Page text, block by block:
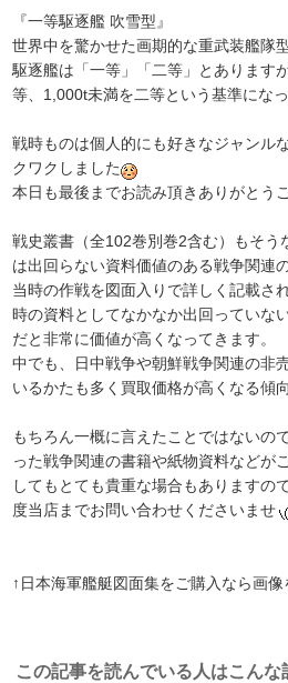
『一等駆逐艦 吹雪型』
世界中を驚かせた画期的な重武装艦隊
駆逐艦は「一等」「二等」とあります
等、1,000t未満を二等という基準にな
戦時ものは個人的にも好きなジャンル
クワクしました
本日も最後までお読み頂きありがとう
戦史叢書（全102巻別巻2含む）もそう
は出回らない資料価値のある戦争関連
当時の作戦を図面入りで詳しく記載さ
時の資料としてなかなか出回っていな
だと非常に価値が高くなってきます。
中でも、日中戦争や朝鮮戦争関連の非
いるかたも多く買取価格が高くなる傾
もちろん一概に言えたことではないの
った戦争関連の書籍や紙物資料などが
してもとても貴重な場合もありますの
度当店までお問い合わせくださいませ
↑日本海軍艦艇図面集をご購入なら画
この記事を読んでいる人はこん